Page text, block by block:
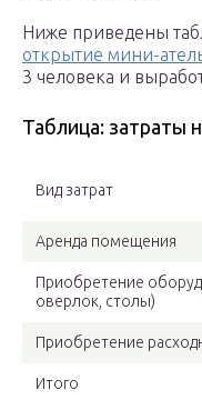
Ниже приведены
открытие мини-
3 человека и
Таблица: затраты
Вид затрат
Аренда помещения
Приобретение
оверлок, столы)
Приобретение
Итого